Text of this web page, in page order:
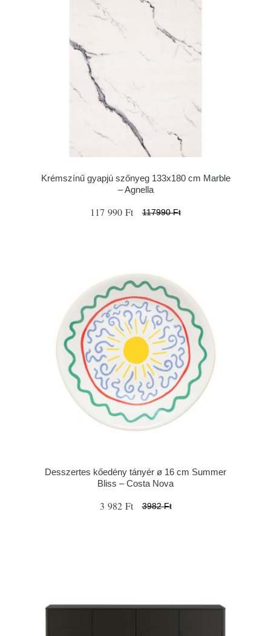
Krémszínű gyapjú szőnyeg 133x180 cm Marble
– Agnella
117 990 Ft 117990 Ft
Desszertes kőedény tányér ø 16 cm Summer
Bliss – Costa Nova
3 982 Ft 3982 Ft